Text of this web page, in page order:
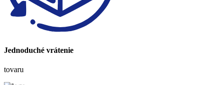
Jednoduché vrátenie
tovaru